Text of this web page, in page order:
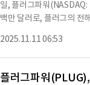
25년 3분기 동안 1억
는 2025년 3분기 동안 3
일, 플러그파워
백만 달러로, 플러그의 전
사용된 순현금은 약 90백
만 달러의 제한 없는 현금
본 조달을 완료하여 투자
2025.11.11 06:53
플러그파워